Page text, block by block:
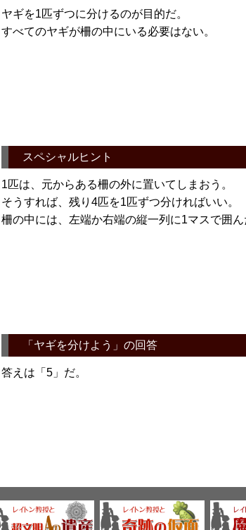
ヤギを1匹ずつに分けるのが目的だ。
すべてのヤギが柵の中にいる必要はない。
スペシャルヒント
1匹は、元からある柵の外に置いてしまおう。
そうすれば、残り4匹を1匹ずつ分ければいい。
柵の中には、左端か右端の縦一列に1マスで囲ん
「 ヤギを分けよう 」の回答
答えは「5」だ。